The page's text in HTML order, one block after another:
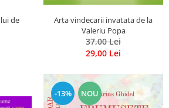
de
Arta vindecarii invatata de la
Valeriu Popa
37,00 Lei
29,00 Lei
-13% NOU